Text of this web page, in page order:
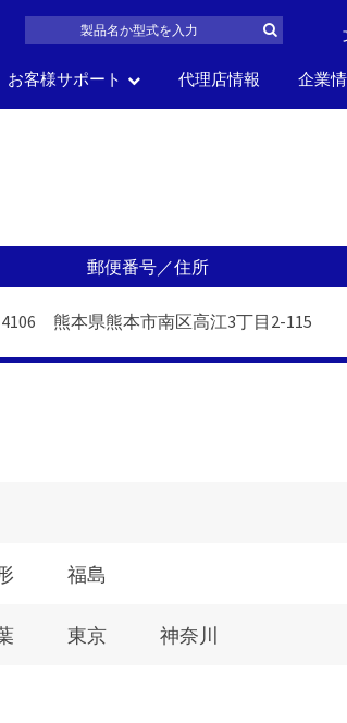
お客様サポート 代理店情報 企業
郵便番号／住所
熊本県熊本市南区高江3丁目2-115
福島
東京 神奈川